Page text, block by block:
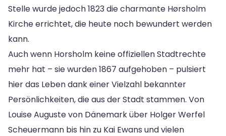
Stelle wurde jedoch 1823 die charmante Hørsholm
Kirche errichtet, die heute noch bewundert werden
kann.
Auch wenn Horsholm keine offiziellen Stadtrechte
mehr hat – sie wurden 1867 aufgehoben – pulsiert
hier das Leben dank einer Vielzahl bekannter
Persönlichkeiten, die aus der Stadt stammen. Von
Louise Auguste von Dänemark über Holger Werfel
Scheuermann bis hin zu Kai Ewans und vielen